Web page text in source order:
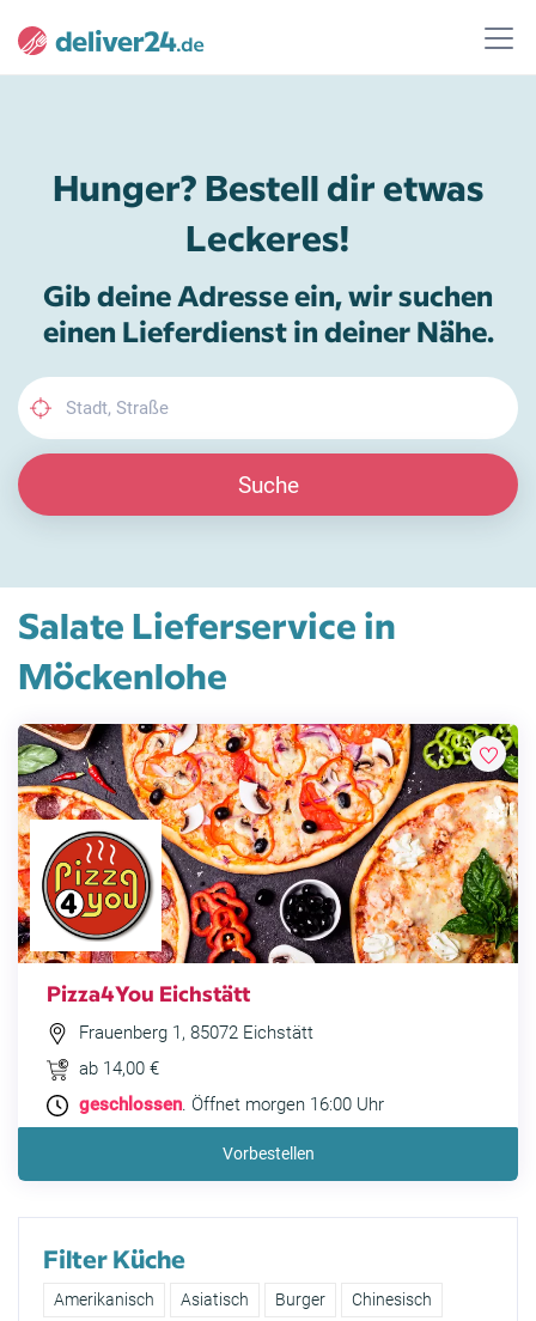
Hunger? Bestell dir etwas
Leckeres!
Gib deine Adresse ein, wir suchen
einen Lieferdienst in deiner Nähe.
Suche
Salate Lieferservice in
Möckenlohe
Pizza4You Eichstätt
Frauenberg 1, 85072 Eichstätt
ab 14,00 €
geschlossen. Öffnet morgen 16:00 Uhr
Vorbestellen
Filter Küche
Amerikanisch Asiatisch Burger Chinesisch